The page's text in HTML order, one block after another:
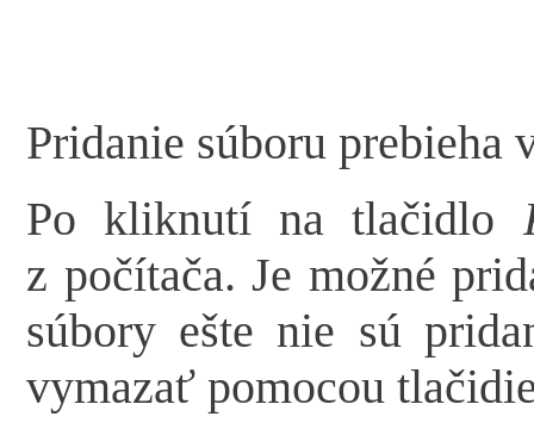
Pridanie súboru prebieha
Po kliknutí na tlačidlo
z počítača. Je možné
súbory ešte nie sú
vymazať pomocou